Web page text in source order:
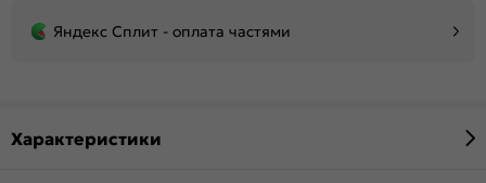
Яндекс Сплит - оплата частями
Характеристики